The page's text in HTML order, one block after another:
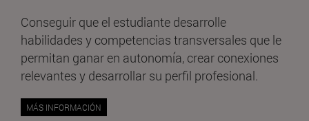
Conseguir que el estudiante desarrolle
habilidades y competencias transversales que le
permitan ganar en autonomía, crear conexiones
relevantes y desarrollar su perfil profesional.
MÁS INFORMACIÓN